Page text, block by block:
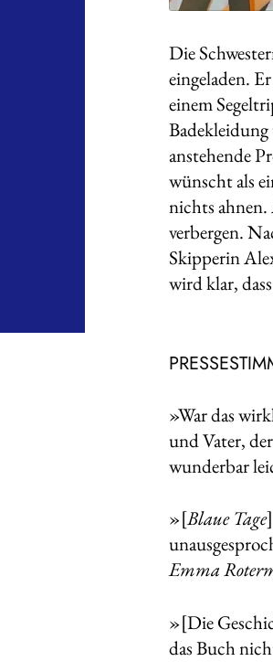
Die
eingeladen.
einem
anstehende
wünscht als
nichts ahnen.
verbergen.
Skipperin
wird klar,
»War das
und Vater,
wunderbar
»[Blaue Tage
Emma
»[Die
das Buch